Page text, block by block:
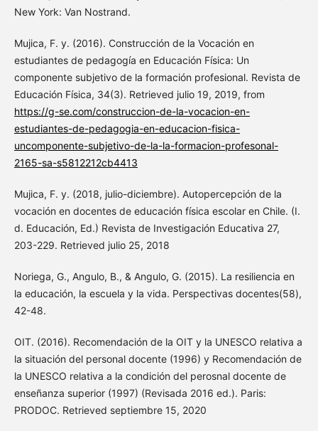
New York: Van Nostrand.
Mujica, F. y. (2016). Construcción de la Vocación en
estudiantes de pedagogía en Educación Física: Un
componente subjetivo de la formación profesional. Revista de
Educación Física, 34(3). Retrieved julio 19, 2019, from
https://g-se.com/construccion-de-la-vocacion-en-
estudiantes-de-pedagogia-en-educacion-fisica-
uncomponente-subjetivo-de-la-la-formacion-profesonal-
2165-sa-s5812212cb4413
Mujica, F. y. (2018, julio-diciembre). Autopercepción de la
vocación en docentes de educación física escolar en Chile. (I.
d. Educación, Ed.) Revista de Investigación Educativa 27,
203-229. Retrieved julio 25, 2018
Noriega, G., Angulo, B., & Angulo, G. (2015). La resiliencia en
la educación, la escuela y la vida. Perspectivas docentes(58),
42-48.
OIT. (2016). Recomendación de la OIT y la UNESCO relativa a
la situación del personal docente (1996) y Recomendación de
la UNESCO relativa a la condición del perosnal docente de
enseñanza superior (1997) (Revisada 2016 ed.). Paris:
PRODOC. Retrieved septiembre 15, 2020